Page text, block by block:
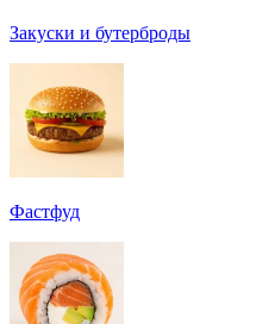
Закуски и бутерброды
Фастфуд